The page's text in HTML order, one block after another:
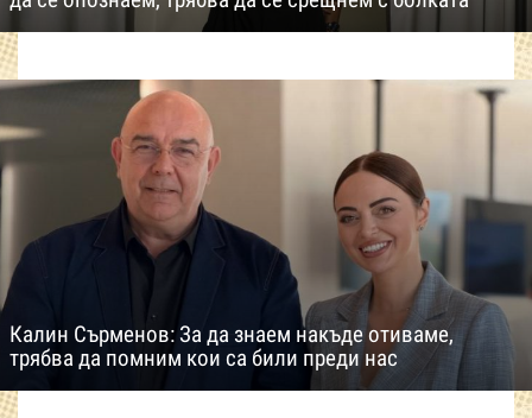
Калин Сърменов: За да знаем накъде отиваме,
трябва да помним кои са били преди нас